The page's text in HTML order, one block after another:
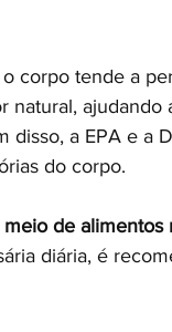
corpo tende a
ajudando
disso, a EPA e a
do corpo.
meio de alimentos
diária, é